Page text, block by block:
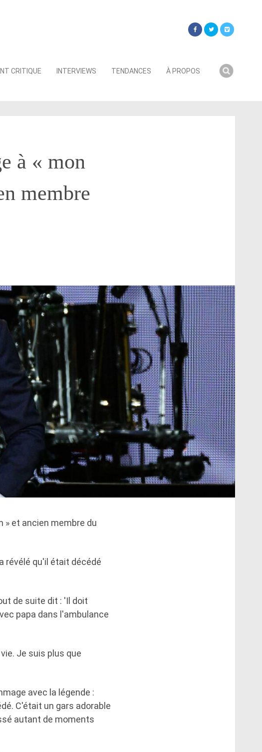
CRITIQUE INTERVIEWS TENDANCES À PROPOS
à « mon
membre
» et ancien membre du
révélé qu'il était décédé
de suite dit : 'Il doit
papa dans l'ambulance
Je suis plus que
avec la légende :
C'était un gars adorable
autant de moments